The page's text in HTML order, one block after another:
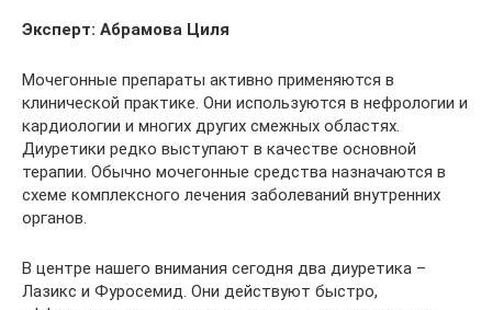
Эксперт: Абрамова Циля
Мочегонные препараты активно применяются в
клинической практике. Они используются в нефрологии и
кардиологии и многих других смежных областях.
Диуретики редко выступают в качестве основной
терапии. Обычно мочегонные средства назначаются в
схеме комплексного лечения заболеваний внутренних
органов.
В центре нашего внимания сегодня два диуретика –
Лазикс и Фуросемид. Они действуют быстро,